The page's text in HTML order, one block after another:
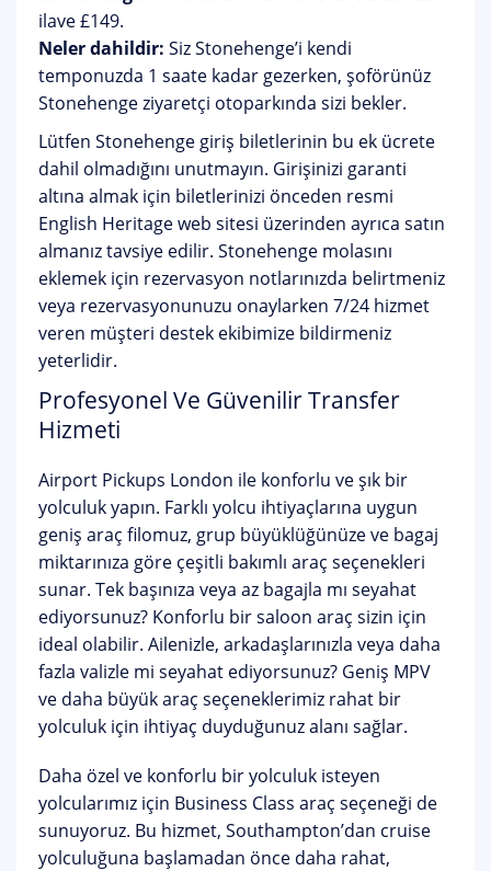
ilave £149.
Neler dahildir: Siz Stonehenge’i kendi
temponuzda 1 saate kadar gezerken, şoförünüz
Stonehenge ziyaretçi otoparkında sizi bekler.
Lütfen Stonehenge giriş biletlerinin bu ek ücrete
dahil olmadığını unutmayın. Girişinizi garanti
altına almak için biletlerinizi önceden resmi
English Heritage web sitesi üzerinden ayrıca satın
almanız tavsiye edilir. Stonehenge molasını
eklemek için rezervasyon notlarınızda belirtmeniz
veya rezervasyonunuzu onaylarken 7/24 hizmet
veren müşteri destek ekibimize bildirmeniz
yeterlidir.
Profesyonel Ve Güvenilir Transfer
Hizmeti
Airport Pickups London ile konforlu ve şık bir
yolculuk yapın. Farklı yolcu ihtiyaçlarına uygun
geniş araç filomuz, grup büyüklüğünüze ve bagaj
miktarınıza göre çeşitli bakımlı araç seçenekleri
sunar. Tek başınıza veya az bagajla mı seyahat
ediyorsunuz? Konforlu bir saloon araç sizin için
ideal olabilir. Ailenizle, arkadaşlarınızla veya daha
fazla valizle mi seyahat ediyorsunuz? Geniş MPV
ve daha büyük araç seçeneklerimiz rahat bir
yolculuk için ihtiyaç duyduğunuz alanı sağlar.
Daha özel ve konforlu bir yolculuk isteyen
yolcularımız için Business Class araç seçeneği de
sunuyoruz. Bu hizmet, Southampton’dan cruise
yolculuğuna başlamadan önce daha rahat,